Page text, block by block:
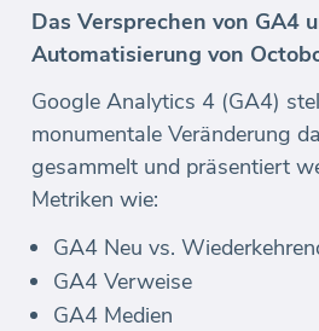
Das Versprechen von GA4
Automatisierung von
Google Analytics 4 (GA4)
monumentale Veränderung
gesammelt und präsentiert
Metriken wie:
GA4 Neu vs.
GA4 Verweise
GA4 Medien